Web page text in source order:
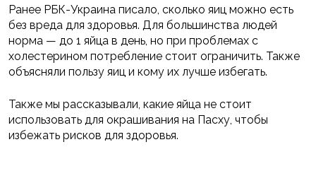
Ранее РБК-Украина писало, сколько яиц можно есть
без вреда для здоровья. Для большинства людей
норма — до 1 яйца в день, но при проблемах с
холестерином потребление стоит ограничить. Также
объясняли пользу яиц и кому их лучше избегать.
Также мы рассказывали, какие яйца не стоит
использовать для окрашивания на Пасху, чтобы
избежать рисков для здоровья.